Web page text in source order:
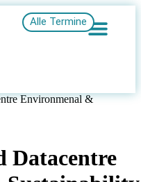
Alle Termine
Environmenal &
Datacentre